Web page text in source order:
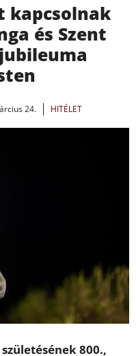
kapcsolnak
és Szent
24. HITÉLET
800.,